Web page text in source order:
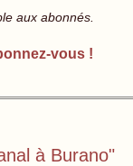
aux abonnés.
vous !
à Burano"